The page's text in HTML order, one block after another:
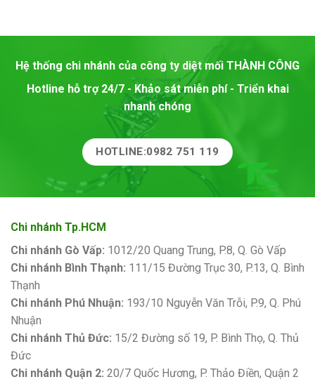
Hệ thống chi nhánh của công ty diệt mối THÀNH CÔNG
Hotline hỗ trợ 24/7 - Khảo sát miễn phí - Triển khai
nhanh chóng
HOTLINE:0982 751 119
Chi nhánh Tp.HCM
Chi nhánh Gò Vấp: 1012/20 Quang Trung, P.8, Q. Gò Vấp
Chi nhánh Bình Thạnh: 111/15 Đường Trục 30, P.13, Q. Bình
Thạnh
Chi nhánh Phú Nhuận: 193/10 Nguyễn Văn Trỗi, P.9, Q. Phú
Nhuận
Chi nhánh Thủ Đức: 15/2 Đường số 19, P. Bình Thọ, Q. Thủ
Đức
Chi nhánh Quận 2: 20/7 Quốc Hương, P. Thảo Điền, Quận 2